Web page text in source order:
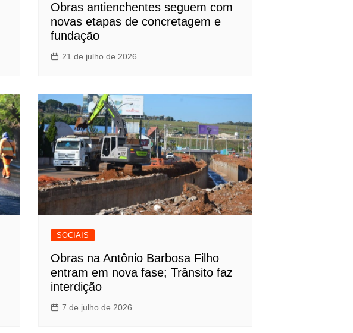
Obras antienchentes seguem com
novas etapas de concretagem e
fundação
21 de julho de 2026
SOCIAIS
Obras na Antônio Barbosa Filho
entram em nova fase; Trânsito faz
interdição
7 de julho de 2026